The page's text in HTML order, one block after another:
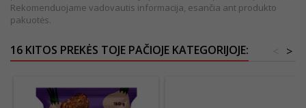
Rekomenduojame vadovautis informacija, esančia ant produkto
pakuotės.
16 KITOS PREKĖS TOJE PAČIOJE KATEGORIJOJE: >